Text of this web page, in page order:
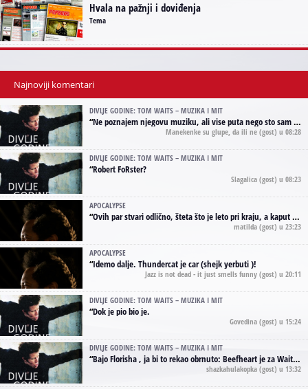
Hvala na pažnji i doviđenja
Tema
Najnoviji komentari
DIVLJE GODINE: TOM WAITS – MUZIKA I MIT
“Ne poznajem njegovu muziku, ali vise puta nego sto sam to zazeleo gledao sam njegove umjetnicke slike na raznim stranama interneta. Te stoga zakljucujem da je Tom Waits Lady Gaga muzike namrstenih, ma
Manekenke su glupe, da ili ne (gost) u 08:28
DIVLJE GODINE: TOM WAITS – MUZIKA I MIT
“Robert FoRster?
Slagalica (gost) u 08:23
APOCALYPSE
“Ovih par stvari odlično, šteta što je leto pri kraju, a kaput koji te vervoatno podseća na pirotski ćilim je iz tradicije Navaho indijanaca ;)
matilda (gost) u 23:23
APOCALYPSE
“Idemo dalje. Thundercat je car (shejk yerbuti )!
Jazz is not dead - it just smells funny (gost) u 20:11
DIVLJE GODINE: TOM WAITS – MUZIKA I MIT
“Dok je pio bio je.
Govedina (gost) u 15:24
DIVLJE GODINE: TOM WAITS – MUZIKA I MIT
“Bajo Florisha , ja bi to rekao obrnuto: Beefheart je za Waitsa, isto sto i Hendrix za Lenny Kravitza
shazkahulakopka (gost) u 13:32